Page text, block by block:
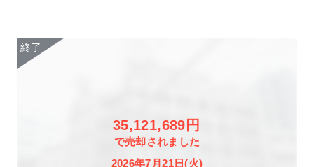
35,121,689円
で売却されました
2026年7月21日(火)